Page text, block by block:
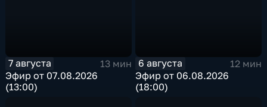
7 августа
13 мин
Эфир от 07.08.2026
(13:00)
6 августа
12 мин
Эфир от 06.08.2026
(18:00)